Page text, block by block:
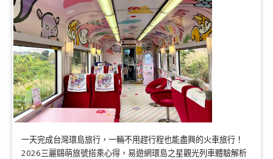
一天完成台灣環島旅行，一輛不用趕行程也能盡興的火車旅行！
2026三麗鷗萌旅號搭乘心得，易遊網環島之星觀光列車體驗解析